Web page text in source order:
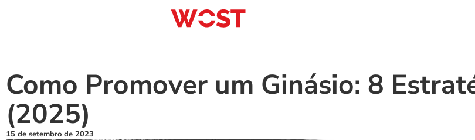
Como Promover um Ginásio: 8
(2025)
15 de setembro de 2023